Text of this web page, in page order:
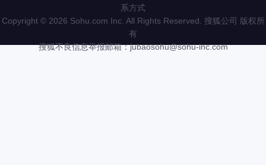
系方式
Copyright © 2026 Sohu.com Inc. All Rights Reserved. 搜狐公司 版权所
有
搜狐不良信息举报邮箱：jubaosohu@sohu-inc.com